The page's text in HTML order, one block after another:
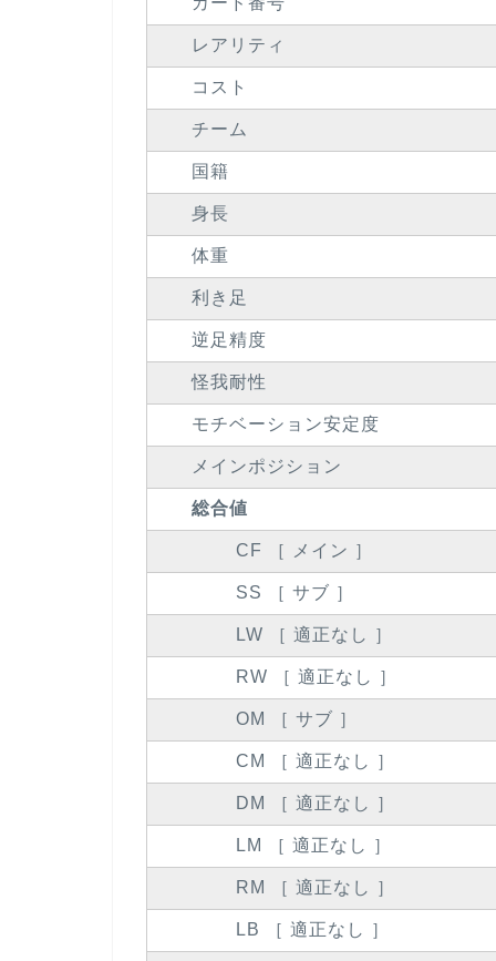
レアリティ
コスト
チーム
国籍
身長
体重
利き足
逆足精度
怪我耐性
モチベーション安定度
メインポジション
総合値
CF ［ メイン ］
SS ［ サブ ］
LW ［ 適正なし ］
RW ［ 適正なし ］
OM ［ サブ ］
CM ［ 適正なし ］
DM ［ 適正なし ］
LM ［ 適正なし ］
RM ［ 適正なし ］
LB ［ 適正なし ］